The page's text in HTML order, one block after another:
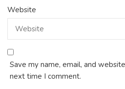
Website
Save my name, email, and
next time I comment.